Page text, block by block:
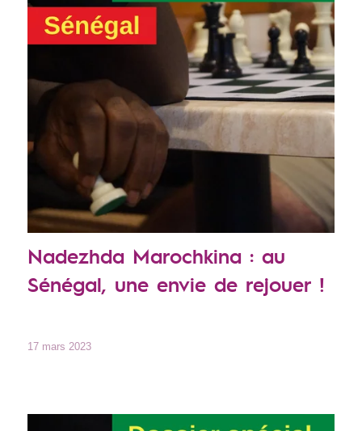
Nadezhda Marochkina : au
Sénégal, une envie de rejouer !
17 mars 2023